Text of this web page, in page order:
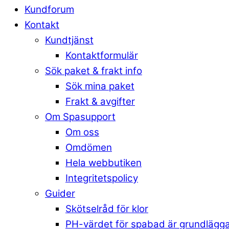
Kundforum
Kontakt
Kundtjänst
Kontaktformulär
Sök paket & frakt info
Sök mina paket
Frakt & avgifter
Om Spasupport
Om oss
Omdömen
Hela webbutiken
Integritetspolicy
Guider
Skötselråd för klor
PH-värdet för spabad är